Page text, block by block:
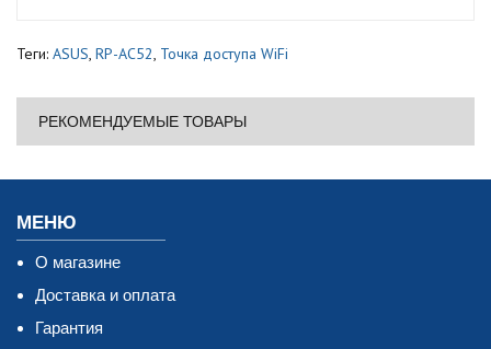
Теги: ASUS, RP-AC52, Точка доступа WiFi
РЕКОМЕНДУЕМЫЕ ТОВАРЫ
МЕНЮ
О магазине
Доставка и оплата
Гарантия